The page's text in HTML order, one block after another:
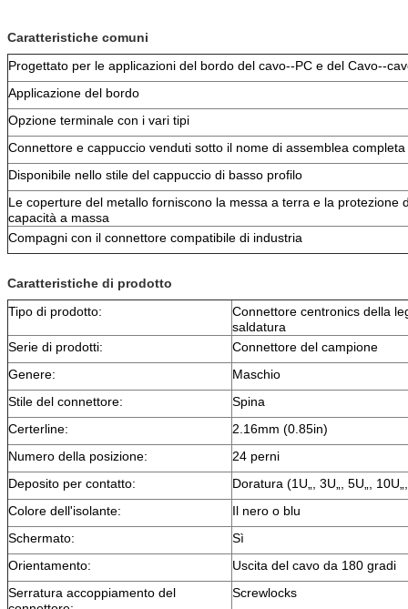
Caratteristiche comuni
Progettato per le applicazioni del bordo del cavo--PC e del Cavo--
Applicazione del bordo
Opzione terminale con i vari tipi
Connettore e cappuccio venduti sotto il nome di assemblea completa
Disponibile nello stile del cappuccio di basso profilo
Le coperture del metallo forniscono la messa a terra e la protezione
capacità a massa
Compagni con il connettore compatibile di industria
Caratteristiche di prodotto
Tipo di prodotto:
Connettore centronics della
saldatura
Serie di prodotti:
Connettore del campione
Genere:
Maschio
Stile del connettore:
Spina
Certerline:
2.16mm (0.85in)
Numero della posizione:
24 perni
Deposito per contatto:
Doratura (1U„, 3U„, 5U„,
Colore dell'isolante:
Il nero o blu
Schermato:
Sì
Orientamento:
Uscita del cavo da 180 gradi
Serratura accoppiamento del
Screwlocks